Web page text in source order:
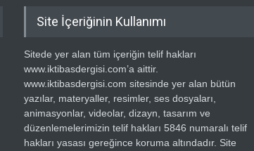
Site İçeriğinin Kullanımı
Sitede yer alan tüm içeriğin telif hakları
www.iktibasdergisi.com’a aittir.
www.iktibasdergisi.com sitesinde yer alan bütün
yazılar, materyaller, resimler, ses dosyaları,
animasyonlar, videolar, dizayn, tasarım ve
düzenlemelerimizin telif hakları 5846 numaralı telif
hakları yasası gereğince koruma altındadır. Site